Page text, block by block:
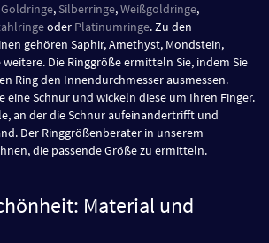
Goldringe, Silberringe,Weißgoldringe,
oder Platinumringe. Zu den
gehören Saphir, Amethyst, Mondstein,
Die Ringgröße ermitteln Sie, indem Sie
Ring den Innendurchmesser ausmessen.
eine Schnur und wickeln diese um Ihren Finger.
an der die Schnur aufeinandertrifft und
Der Ringgrößenberater in unserem
die passende Größe zu ermitteln.
Material und